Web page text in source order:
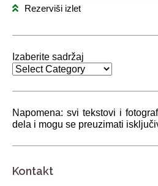
Rezerviši izlet
Izaberite sadržaj
Izaberite
Napomena: svi tekstovi i
dela i mogu se preuzimati
Kontakt